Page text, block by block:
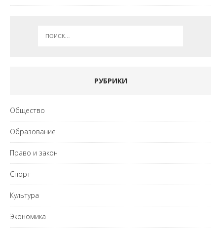
РУБРИКИ
Общество
Образование
Право и закон
Спорт
Культура
Экономика